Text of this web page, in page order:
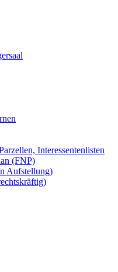
Interessentenlisten
(FNP)
Aufstellung)